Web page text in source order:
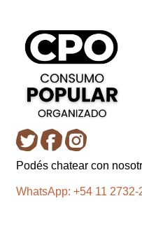
navegación
contenido
Inicio
Carro
Podés chatear con
WhatsApp: +54 11 2732-